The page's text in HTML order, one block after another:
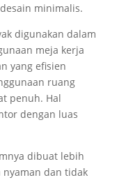
minimalis.
digunakan dalam
meja kerja
yang efisien
ruang
penuh. Hal
dengan luas
dibuat lebih
dan tidak